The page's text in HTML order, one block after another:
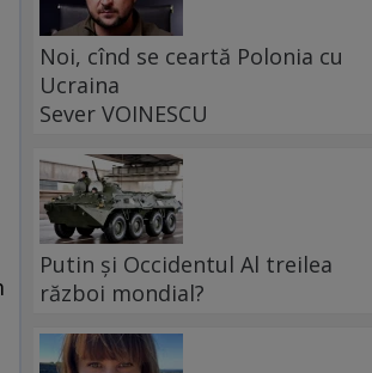
Noi, cînd se ceartă Polonia cu
Ucraina
Sever VOINESCU
Putin și Occidentul Al treilea
război mondial?